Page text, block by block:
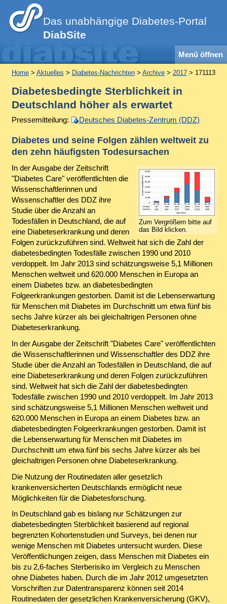
Das unabhängige Diabetes-Portal
DiabSite
Menü öffnen
Home> Aktuelles > Diabetes-Nachrichten> Archive> 2017> 171113
Diabetesbedingte Sterblichkeit in
Deutschland höher als erwartet
Pressemitteilung: Deutsches Diabetes-Zentrum (DDZ)
Diabetes und seine Folgen zählen weltweit zu
den zehn häufigsten Todesursachen
Zum Vergrößern bitte auf
das Bild klicken.
In der Ausgabe der Zeitschrift
"Diabetes Care" veröffentlichten die
Wissenschaftlerinnen und
Wissenschaftler des DDZ ihre
Studie über die Anzahl an
Todesfällen in Deutschland, die auf
eine Diabeteserkrankung und deren
Folgen zurückzuführen sind. Weltweit hat sich die Zahl der
diabetesbedingten Todesfälle zwischen 1990 und 2010
verdoppelt. Im Jahr 2013 sind schätzungsweise 5,1 Millionen
Menschen weltweit und 620.000 Menschen in Europa an
einem Diabetes bzw. an diabetesbedingten
Folgeerkrankungen gestorben. Damit ist die Lebenserwartung
für Menschen mit Diabetes im Durchschnitt um etwa fünf bis
sechs Jahre kürzer als bei gleichaltrigen Personen ohne
Diabeteserkrankung.
In der Ausgabe der Zeitschrift "Diabetes Care" veröffentlichten
die Wissenschaftlerinnen und Wissenschaftler des DDZ ihre
Studie über die Anzahl an Todesfällen in Deutschland, die auf
eine Diabeteserkrankung und deren Folgen zurückzuführen
sind. Weltweit hat sich die Zahl der diabetesbedingten
Todesfälle zwischen 1990 und 2010 verdoppelt. Im Jahr 2013
sind schätzungsweise 5,1 Millionen Menschen weltweit und
620.000 Menschen in Europa an einem Diabetes bzw. an
diabetesbedingten Folgeerkrankungen gestorben. Damit ist
die Lebenserwartung für Menschen mit Diabetes im
Durchschnitt um etwa fünf bis sechs Jahre kürzer als bei
gleichaltrigen Personen ohne Diabeteserkrankung.
Die Nutzung der Routinedaten aller gesetzlich
krankenversicherten Deutschlands ermöglicht neue
Möglichkeiten für die Diabetesforschung.
In Deutschland gab es bislang nur Schätzungen zur
diabetesbedingten Sterblichkeit basierend auf regional
begrenzten Kohortenstudien und Surveys, bei denen nur
wenige Menschen mit Diabetes untersucht wurden. Diese
Veröffentlichungen zeigen, dass Menschen mit Diabetes ein
bis zu 2,6-faches Sterberisiko im Vergleich zu Menschen
ohne Diabetes haben. Durch die im Jahr 2012 umgesetzten
Vorschriften zur Datentransparenz können seit 2014
Routinedaten der gesetzlichen Krankenversicherung (GKV),